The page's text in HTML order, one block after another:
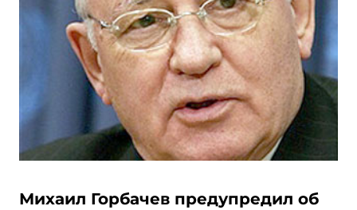
Михаил Горбачев предупредил об